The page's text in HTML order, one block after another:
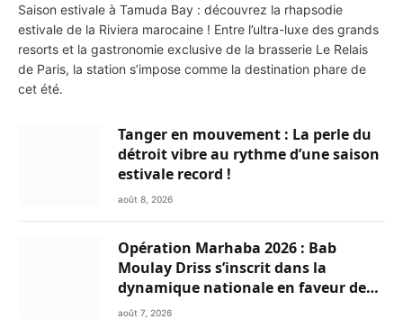
Saison estivale à Tamuda Bay : découvrez la rhapsodie
estivale de la Riviera marocaine ! Entre l’ultra-luxe des grands
resorts et la gastronomie exclusive de la brasserie Le Relais
de Paris, la station s’impose comme la destination phare de
cet été.
Tanger en mouvement : La perle du
détroit vibre au rythme d’une saison
estivale record !
août 8, 2026
Opération Marhaba 2026 : Bab
Moulay Driss s’inscrit dans la
dynamique nationale en faveur des
Marocains du Monde
août 7, 2026